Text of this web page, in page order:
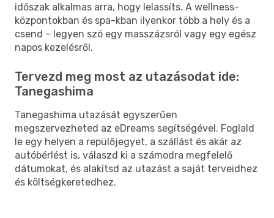
időszak alkalmas arra, hogy lelassíts. A wellness-
központokban és spa-kban ilyenkor több a hely és a
csend – legyen szó egy masszázsról vagy egy egész
napos kezelésről.
Tervezd meg most az utazásodat ide:
Tanegashima
Tanegashima utazását egyszerűen
megszervezheted az eDreams segítségével. Foglald
le egy helyen a repülőjegyet, a szállást és akár az
autóbérlést is, válaszd ki a számodra megfelelő
dátumokat, és alakítsd az utazást a saját terveidhez
és költségkeretedhez.